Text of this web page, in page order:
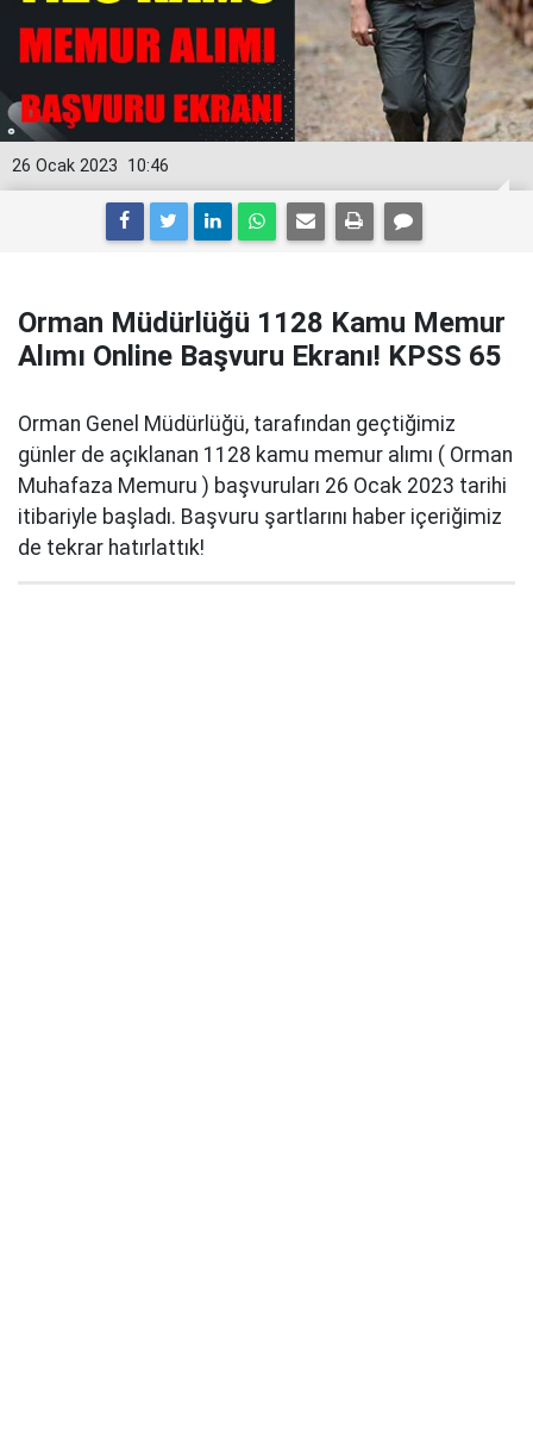
10:46
26 Ocak 2023
Orman Müdürlüğü 1128 Kamu Memur
Alımı Online Başvuru Ekranı! KPSS 65
Orman Genel Müdürlüğü, tarafından geçtiğimiz
günler de açıklanan 1128 kamu memur alımı ( Orman
Muhafaza Memuru ) başvuruları 26 Ocak 2023 tarihi
itibariyle başladı. Başvuru şartlarını haber içeriğimiz
de tekrar hatırlattık!